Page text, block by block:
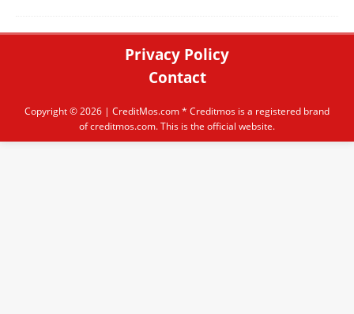
Privacy Policy
Contact
Copyright © 2026 | CreditMos.com* Creditmos is a registered brand
of creditmos.com. This is the official website.